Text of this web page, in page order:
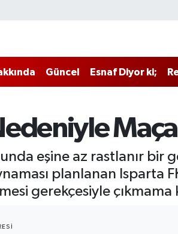
Güncel Esnaf Diyor ki;
eşine az rastlanır bir
planlanan Isparta
gerekçesiyle çıkmama